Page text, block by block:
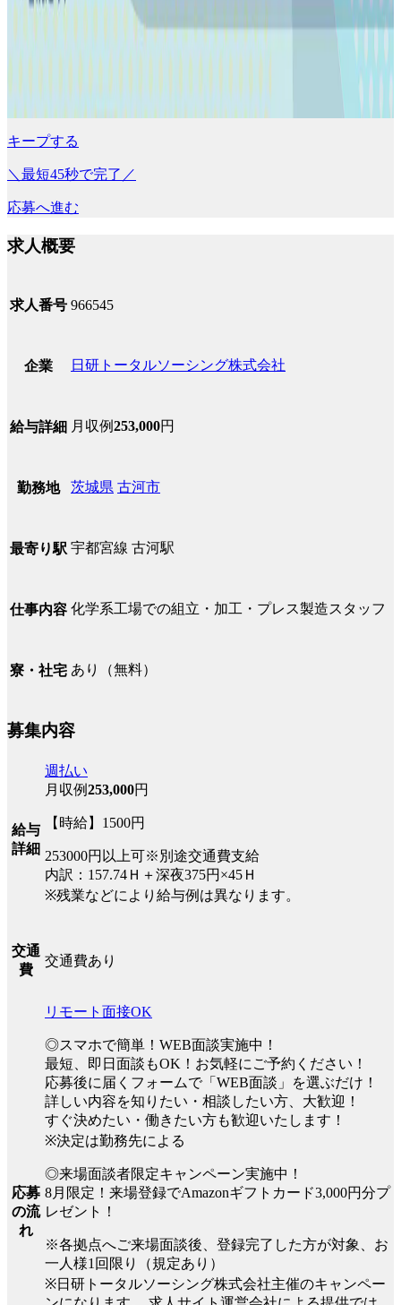
キープする
＼最短45秒で完了／
応募へ進む
求人概要
求人番号 966545
企業 日研トータルソーシング株式会社
給与詳細 月収例253,000円
勤務地 茨城県 古河市
最寄り駅 宇都宮線 古河駅
仕事内容 化学系工場での組立・加工・プレス製造スタッフ
寮・社宅 あり（無料）
募集内容
給与
詳細
週払い
月収例253,000円
【時給】1500円
253000円以上可※別途交通費支給
内訳：157.74Ｈ＋深夜375円×45Ｈ
※残業などにより給与例は異なります。
交通
費
交通費あり
応募
の流
れ
リモート面接OK
◎スマホで簡単！WEB面談実施中！
最短、即日面談もOK！お気軽にご予約ください！
応募後に届くフォームで「WEB面談」を選ぶだけ！
詳しい内容を知りたい・相談したい方、大歓迎！
すぐ決めたい・働きたい方も歓迎いたします！
※決定は勤務先による
◎来場面談者限定キャンペーン実施中！
8月限定！来場登録でAmazonギフトカード3,000円分プ
レゼント！
※各拠点へご来場面談後、登録完了した方が対象、お
一人様1回限り（規定あり）
※日研トータルソーシング株式会社主催のキャンペー